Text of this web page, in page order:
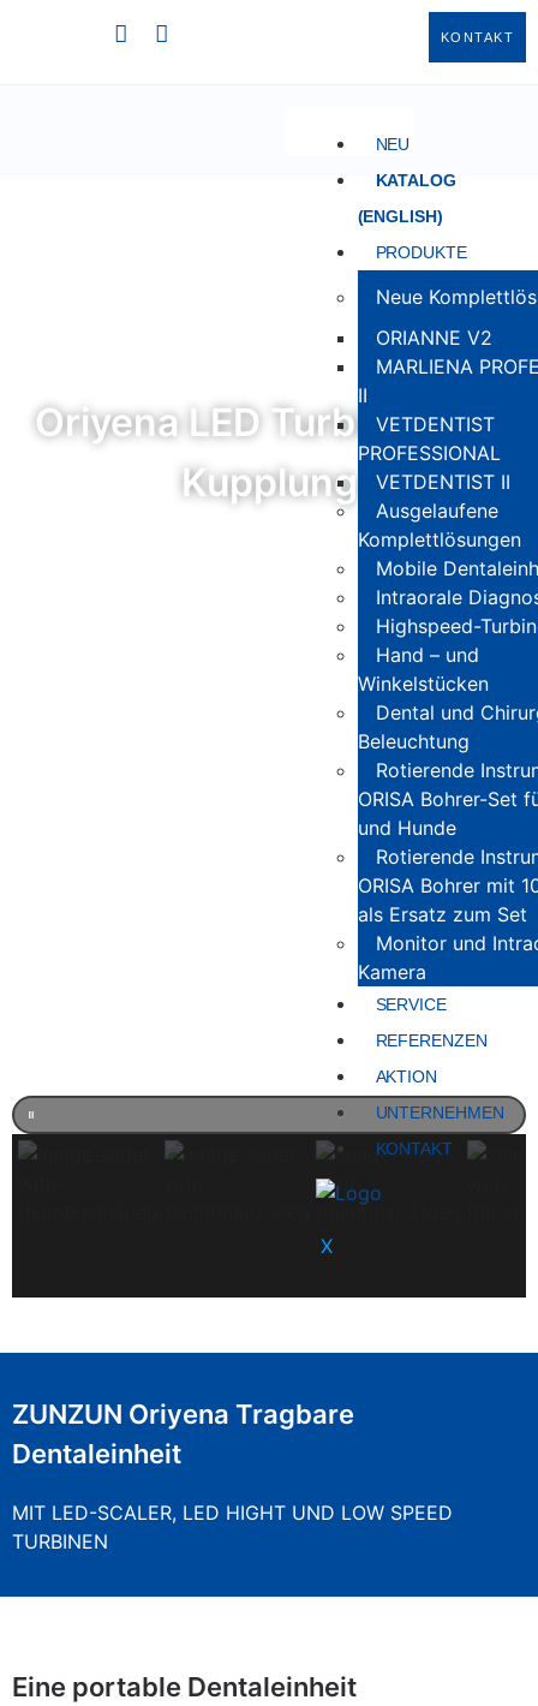
KONTAKT
NEU
KATALOG
(ENGLISH)
PRODUKTE
Neue
ORIANNE V2
MARLIENA
II
VETDENTIST
PROFESSIONAL
VETDENTIST II
Ausgelaufene
Komplettlösungen
Mobile
Intraorale
Highspeed-
Hand – und
Winkelstücken
Dental und
Beleuchtung
Rotierende
ORISA Bohrer-Set
und Hunde
Rotierende
ORISA Bohrer mit
als Ersatz zum Set
Monitor und
Kamera
SERVICE
REFERENZEN
AKTION
UNTERNEHMEN
KONTAKT
X
Oriyena LED Turbinen mit
Kupplung
ZUNZUN Oriyena Tragbare
Dentaleinheit
MIT LED-SCALER, LED HIGHT UND LOW SPEED
TURBINEN
Eine portable Dentaleinheit